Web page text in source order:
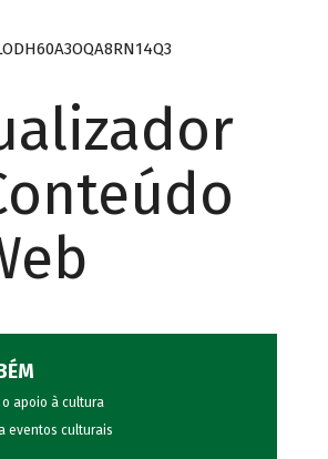
o apoio à cultura
eventos culturais